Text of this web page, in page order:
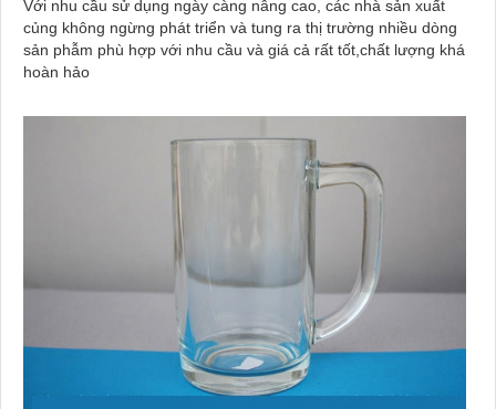
Với nhu cầu sử dụng ngày càng nâng cao, các nhà sản xuất
củng không ngừng phát triển và tung ra thị trường nhiều dòng
sản phẫm phù hợp với nhu cầu và giá cả rất tốt,chất lượng khá
hoàn hảo